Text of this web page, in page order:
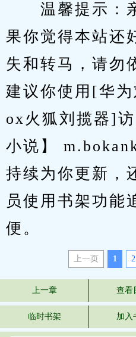
温馨提示：亲
果你觉得本站还
失和转马，请勿
建议你使用[华
ox火狐刘揽器]
小说】
持续为你更新，
员使用书架功能
便。
上一页 1 2
上一章 查看
临时书架 加入